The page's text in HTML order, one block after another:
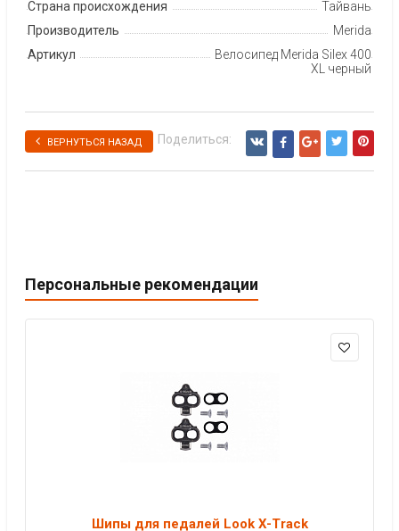
Страна происхождения
Тайвань
Производитель
Merida
Артикул
Велосипед Merida Silex 400
XL черный
ВЕРНУТЬСЯ НАЗАД Поделиться:
Персональные рекомендации
Шипы для педалей Look X-Track